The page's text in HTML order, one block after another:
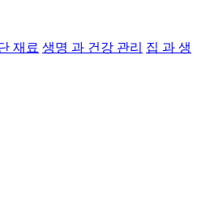
재료 생명 과 건강 관리 집 과 생